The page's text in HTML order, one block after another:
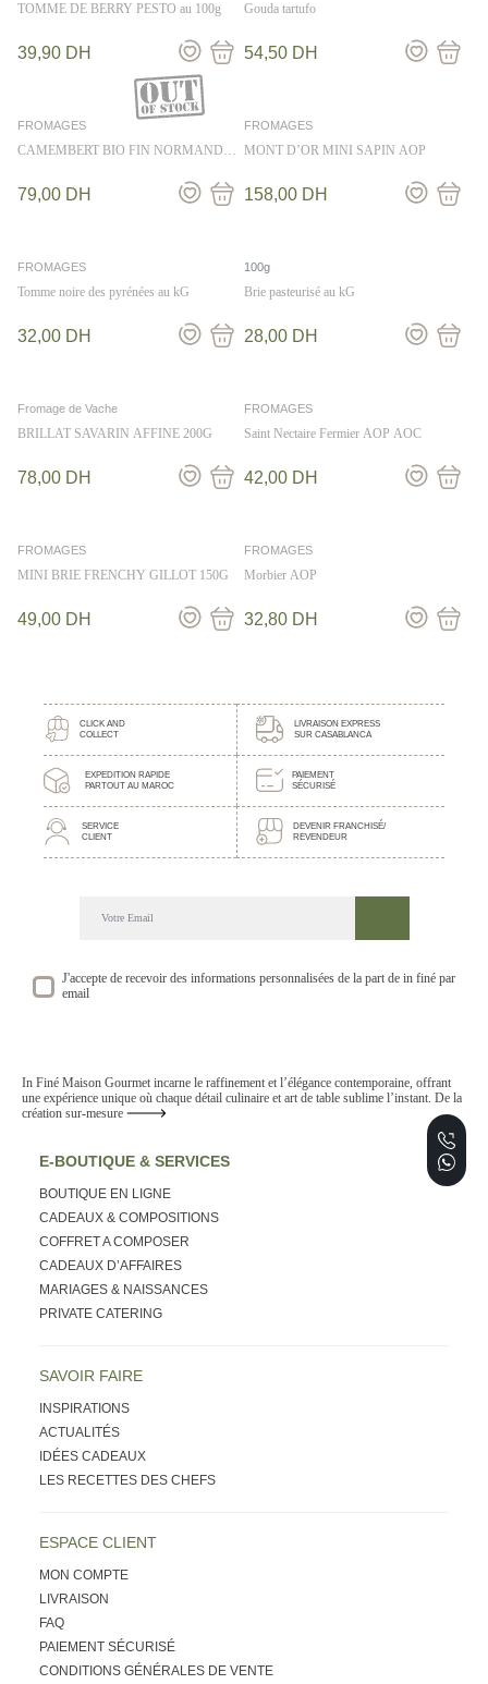
TOMME DE BERRY PESTO au 100g
39,90 DH
Gouda tartufo
54,50 DH
FROMAGES
CAMEMBERT BIO FIN NORMAND
79,00 DH
FROMAGES
MONT D’OR MINI SAPIN AOP
158,00 DH
FROMAGES
Tomme noire des pyrénées au kG
32,00 DH
100g
Brie pasteurisé au kG
28,00 DH
Fromage de Vache
BRILLAT SAVARIN AFFINE 200G
78,00 DH
FROMAGES
Saint Nectaire Fermier AOP AOC
42,00 DH
FROMAGES
MINI BRIE FRENCHY GILLOT 150G
49,00 DH
FROMAGES
Morbier AOP
32,80 DH
CLICK AND
COLLECT
LIVRAISON EXPRESS
SUR CASABLANCA
EXPEDITION RAPIDE
PARTOUT AU MAROC
PAIEMENT
SÉCURISÉ
SERVICE
CLIENT
DEVENIR FRANCHISÉ/
REVENDEUR
DECOUVREZ NOTRE NEWSLETTER GOURMANDE
SUIVEZ NOS ACTUALITE ET EVENEMENTS
J'accepte de recevoir des informations personnalisées de la part de in finé par
email
In Finé Maison Gourmet incarne le raffinement et l’élégance contemporaine, offrant
une expérience unique où chaque détail culinaire et art de table sublime l’instant. De la
création sur-mesure
E-BOUTIQUE & SERVICES
BOUTIQUE EN LIGNE
CADEAUX & COMPOSITIONS
COFFRET A COMPOSER
CADEAUX D’AFFAIRES
MARIAGES & NAISSANCES
PRIVATE CATERING
SAVOIR FAIRE
INSPIRATIONS
ACTUALITÉS
IDÉES CADEAUX
LES RECETTES DES CHEFS
ESPACE CLIENT
MON COMPTE
LIVRAISON
FAQ
PAIEMENT SÉCURISÉ
CONDITIONS GÉNÉRALES DE VENTE